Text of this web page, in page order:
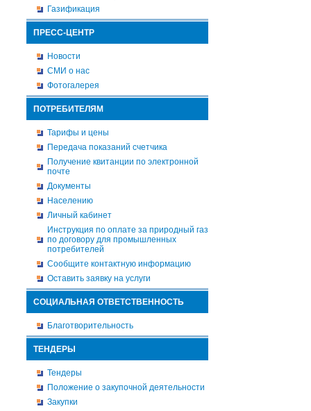
Газификация
ПРЕСС-ЦЕНТР
Новости
СМИ о нас
Фотогалерея
ПОТРЕБИТЕЛЯМ
Тарифы и цены
Передача показаний счетчика
Получение квитанции по электронной
почте
Документы
Населению
Личный кабинет
Инструкция по оплате за природный газ
по договору для промышленных
потребителей
Сообщите контактную информацию
Оставить заявку на услуги
СОЦИАЛЬНАЯ ОТВЕТСТВЕННОСТЬ
Благотворительность
ТЕНДЕРЫ
Тендеры
Положение о закупочной деятельности
Закупки